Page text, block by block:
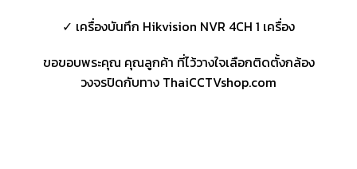
✓ เครื่องบันทึก Hikvision NVR 4CH 1 เครื่อง
ขอขอบพระคุณ คุณลูกค้า ที่ไว้วางใจเลือกติดตั้งกล้อง
วงจรปิดกับทาง ThaiCCTVshop.com